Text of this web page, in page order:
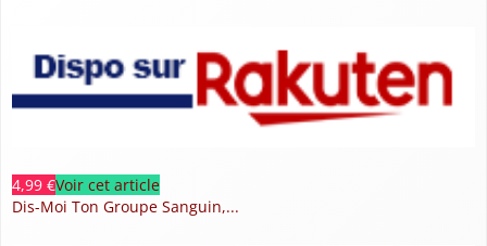
4,99 €Voir cet article
Dis-Moi Ton Groupe Sanguin,...